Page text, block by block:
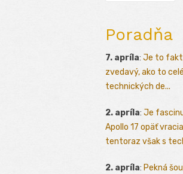
Poradňa
7. apríla: Je to fakt
zvedavý, ako to
technických de...
2. apríla: Je
Apollo 17 opäť
tentoraz však s
2. apríla: Pekná